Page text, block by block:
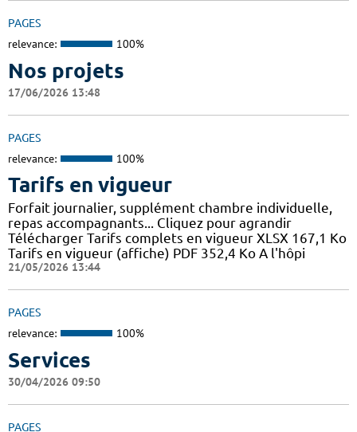
PAGES
relevance: 100%
Nos projets
17/06/2026 13:48
PAGES
relevance: 100%
Tarifs en vigueur
Forfait journalier, supplément chambre individuelle,
repas accompagnants... Cliquez pour agrandir
Télécharger Tarifs complets en vigueur XLSX 167,1 Ko
Tarifs en vigueur (affiche) PDF 352,4 Ko A l'hôpi
21/05/2026 13:44
PAGES
relevance: 100%
Services
30/04/2026 09:50
PAGES